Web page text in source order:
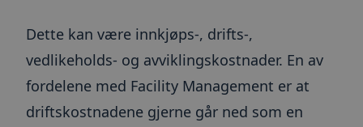
Dette kan være innkjøps-, drifts-,
vedlikeholds- og avviklingskostnader. En av
fordelene med Facility Management er at
driftskostnadene gjerne går ned som en